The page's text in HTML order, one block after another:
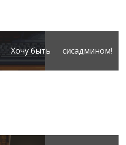
Хочу быть сисадмином!